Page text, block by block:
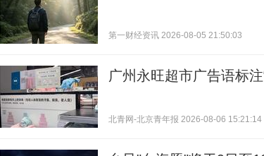
第一财经资讯 2026-08-05 21:50:03
广州永旺超市广告语标
北青网-北京青年报 2026-08-06 15:21:14